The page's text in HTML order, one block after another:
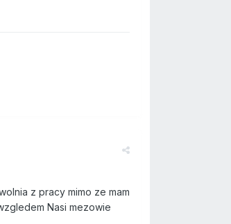
z pracy mimo ze mam
Nasi mezowie